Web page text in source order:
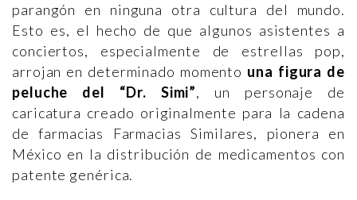
parangón en ninguna otra cultura del mundo.
Esto es, el hecho de que algunos asistentes a
conciertos, especialmente de estrellas pop,
arrojan en determinado momento una figura de
peluche del “Dr. Simi”, un personaje de
caricatura creado originalmente para la cadena
de farmacias Farmacias Similares, pionera en
México en la distribución de medicamentos con
patente genérica.